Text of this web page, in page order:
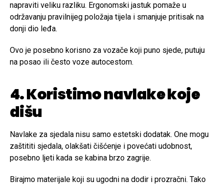
napraviti veliku razliku. Ergonomski jastuk pomaže u
održavanju pravilnijeg položaja tijela i smanjuje pritisak na
donji dio leđa.
Ovo je posebno korisno za vozače koji puno sjede, putuju
na posao ili često voze autocestom.
4. Koristimo navlake koje
dišu
Navlake za sjedala nisu samo estetski dodatak. One mogu
zaštititi sjedala, olakšati čišćenje i povećati udobnost,
posebno ljeti kada se kabina brzo zagrije.
Birajmo materijale koji su ugodni na dodir i prozračni. Tako